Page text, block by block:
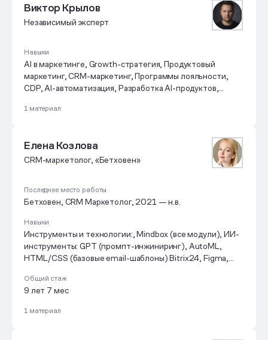
Виктор Крылов
Независимый эксперт
Навыки
AI в маркетинге, Growth-стратегия, Продуктовый
маркетинг, CRM-маркетинг, Программы лояльности,
CDP, AI-автоматизация, Разработка AI-продуктов,
1 материал
Елена Козлова
CRM-маркетолог, «Бетховен»
Последнее место работы
Бетховен, CRM Маркетолог, 2021 — н.в.
Общий стаж
9 лет 7 мес
Навыки
Инструменты и технологии:, Mindbox (все модули), ИИ-
инструменты: GPT (промпт-инжиниринг), AutoML,
HTML/CSS (базовые email-шаблоны) Bitrix24, Figma,
функциональными командами (дизайн, контент, IT),
Презентация результатов, Обучаю, Помогаю @lenaholy
1 материал